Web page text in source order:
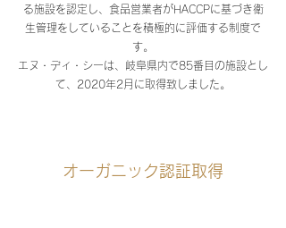
る施設を認定し、食品営業者がHACCPに基づき衛
生管理をしていることを積極的に評価する制度で
す。
エヌ・ディ・シーは、岐阜県内で85番目の施設とし
て、2020年2月に取得致しました。
オーガニック認証取得